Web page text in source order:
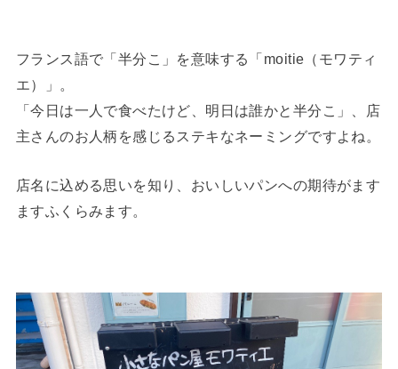
フランス語で「半分こ」を意味する「moitie（モワティ
エ）」。
「今日は一人で食べたけど、明日は誰かと半分こ」、店
主さんのお人柄を感じるステキなネーミングですよね。
店名に込める思いを知り、おいしいパンへの期待がます
ますふくらみます。